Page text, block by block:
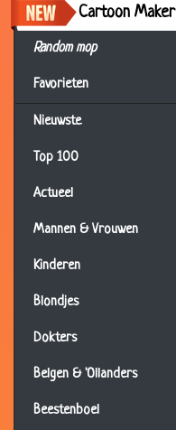
Cartoon Maker
Random mop
Favorieten
Nieuwste
Top 100
Actueel
Mannen & Vrouwen
Kinderen
Blondjes
Dokters
Belgen & 'Ollanders
Beestenboel